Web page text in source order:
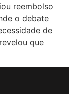
reembolso
o debate
de
que